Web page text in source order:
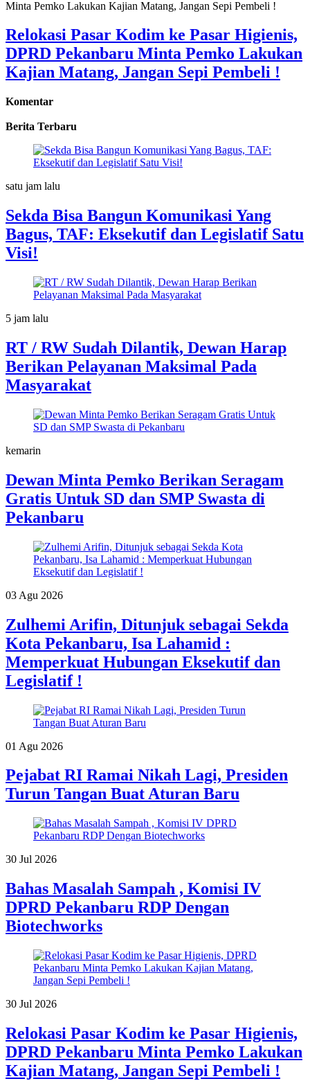
Relokasi Pasar Kodim ke Pasar Higienis,
DPRD Pekanbaru Minta Pemko Lakukan
Kajian Matang, Jangan Sepi Pembeli !
Komentar
Berita Terbaru
satu jam lalu
Sekda Bisa Bangun Komunikasi Yang
Bagus, TAF: Eksekutif dan Legislatif Satu
Visi!
5 jam lalu
RT / RW Sudah Dilantik, Dewan Harap
Berikan Pelayanan Maksimal Pada
Masyarakat
kemarin
Dewan Minta Pemko Berikan Seragam
Gratis Untuk SD dan SMP Swasta di
Pekanbaru
03 Agu 2026
Zulhemi Arifin, Ditunjuk sebagai Sekda
Kota Pekanbaru, Isa Lahamid :
Memperkuat Hubungan Eksekutif dan
Legislatif !
01 Agu 2026
Pejabat RI Ramai Nikah Lagi, Presiden
Turun Tangan Buat Aturan Baru
30 Jul 2026
Bahas Masalah Sampah , Komisi IV
DPRD Pekanbaru RDP Dengan
Biotechworks
30 Jul 2026
Relokasi Pasar Kodim ke Pasar Higienis,
DPRD Pekanbaru Minta Pemko Lakukan
Kajian Matang, Jangan Sepi Pembeli !